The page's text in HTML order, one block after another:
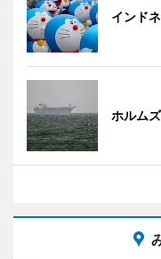
インド
ホルム